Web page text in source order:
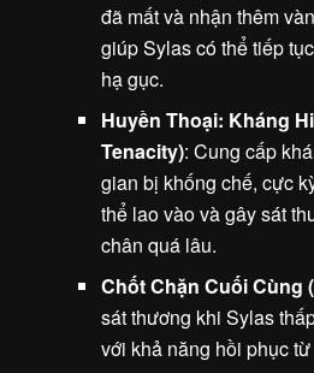
đã mất và nhận thêm
giúp Sylas có thể tiếp
hạ gục.
Huyền Thoại: Kháng
Tenacity): Cung cấp
gian bị khống chế, cực
thể lao vào và gây sát
chân quá lâu.
Chốt Chặn Cuối Cùng
sát thương khi Sylas
với khả năng hồi phục